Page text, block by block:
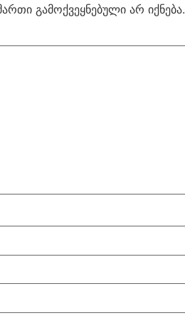
გამოქვეყნებული არ იქნება.